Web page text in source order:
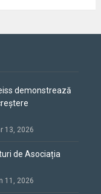
demonstrează
13, 2026
de Asociația
11, 2026